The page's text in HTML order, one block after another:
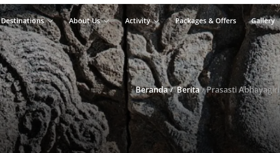
Destinations About Us Activity Packages & Offers Gallery
Cari
untuk:
Beranda Berita Prasasti Abhayagiri